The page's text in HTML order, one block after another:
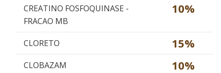
CREATINO FOSFOQUINASE -
FRACAO MB
10%
CLORETO 15%
CLOBAZAM 10%